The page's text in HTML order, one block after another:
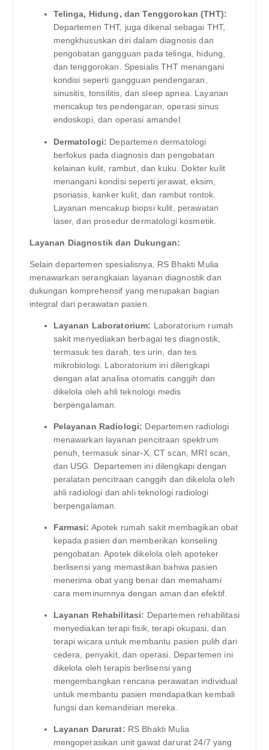
Telinga, Hidung, dan Tenggorokan (THT):
Departemen THT, juga dikenal sebagai THT,
mengkhususkan diri dalam diagnosis dan
pengobatan gangguan pada telinga, hidung,
dan tenggorokan. Spesialis THT menangani
kondisi seperti gangguan pendengaran,
sinusitis, tonsilitis, dan sleep apnea. Layanan
mencakup tes pendengaran, operasi sinus
endoskopi, dan operasi amandel.
Dermatologi: Departemen dermatologi
berfokus pada diagnosis dan pengobatan
kelainan kulit, rambut, dan kuku. Dokter kulit
menangani kondisi seperti jerawat, eksim,
psoriasis, kanker kulit, dan rambut rontok.
Layanan mencakup biopsi kulit, perawatan
laser, dan prosedur dermatologi kosmetik.
Layanan Diagnostik dan Dukungan:
Selain departemen spesialisnya, RS Bhakti Mulia
menawarkan serangkaian layanan diagnostik dan
dukungan komprehensif yang merupakan bagian
integral dari perawatan pasien.
Layanan Laboratorium: Laboratorium rumah
sakit menyediakan berbagai tes diagnostik,
termasuk tes darah, tes urin, dan tes
mikrobiologi. Laboratorium ini dilengkapi
dengan alat analisa otomatis canggih dan
dikelola oleh ahli teknologi medis
berpengalaman.
Pelayanan Radiologi: Departemen radiologi
menawarkan layanan pencitraan spektrum
penuh, termasuk sinar-X, CT scan, MRI scan,
dan USG. Departemen ini dilengkapi dengan
peralatan pencitraan canggih dan dikelola oleh
ahli radiologi dan ahli teknologi radiologi
berpengalaman.
Farmasi: Apotek rumah sakit membagikan obat
kepada pasien dan memberikan konseling
pengobatan. Apotek dikelola oleh apoteker
berlisensi yang memastikan bahwa pasien
menerima obat yang benar dan memahami
cara meminumnya dengan aman dan efektif.
Layanan Rehabilitasi: Departemen rehabilitasi
menyediakan terapi fisik, terapi okupasi, dan
terapi wicara untuk membantu pasien pulih dari
cedera, penyakit, dan operasi. Departemen ini
dikelola oleh terapis berlisensi yang
mengembangkan rencana perawatan individual
untuk membantu pasien mendapatkan kembali
fungsi dan kemandirian mereka.
Layanan Darurat: RS Bhakti Mulia
mengoperasikan unit gawat darurat 24/7 yang